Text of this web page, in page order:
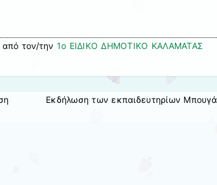
από τον/την 1ο ΕΙΔΙΚΟ ΔΗΜΟΤΙΚΟ ΚΑΛΑΜΑΤΑΣ
Εκδήλωση των εκπαιδευτηρίων Μπουγά